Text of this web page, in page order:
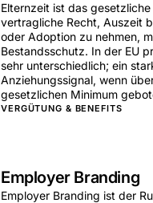
Elternzeit ist das gesetzliche
vertragliche Recht, Auszeit
oder Adoption zu nehmen,
Bestandsschutz. In der EU
sehr unterschiedlich; ein
Anziehungssignal, wenn
gesetzlichen Minimum
VERGÜTUNG & BENEFITS
Employer Branding
Employer Branding ist der